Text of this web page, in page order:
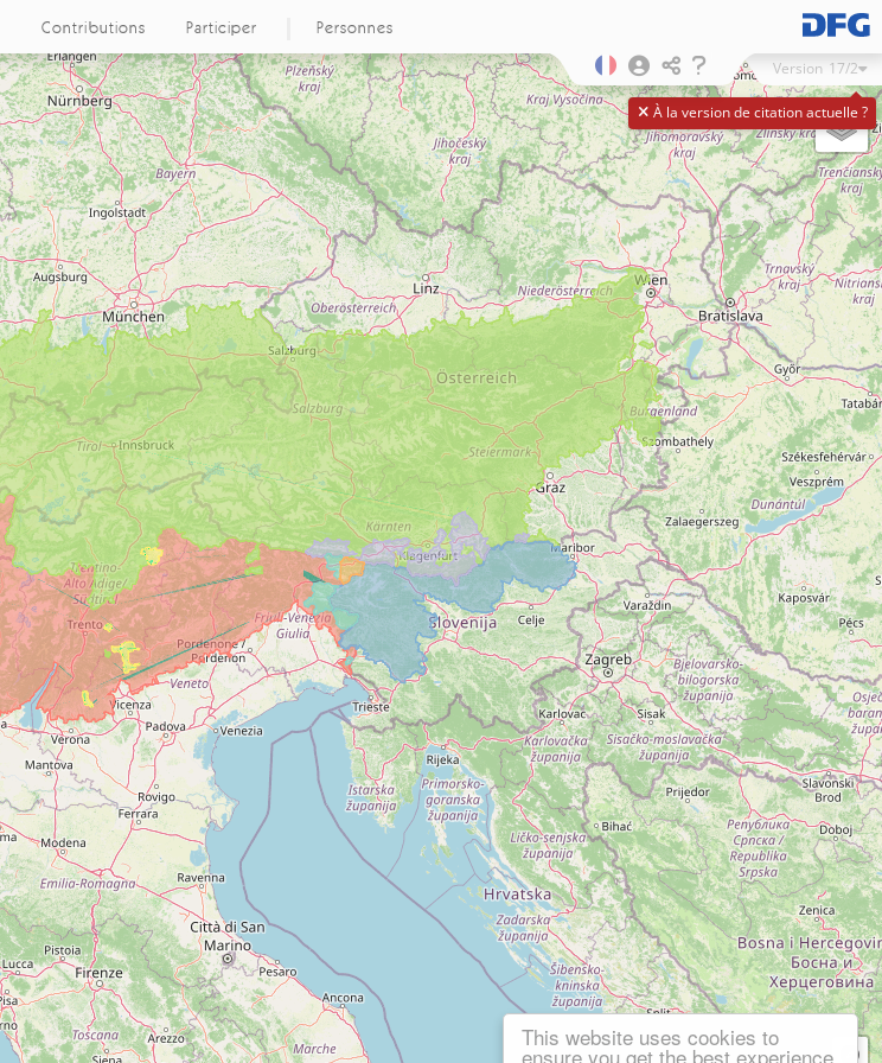
This website uses cookies to
ensure you get the best experience
Contributions Participer Personnes
À la version de citation actuelle ?
Version 17/2